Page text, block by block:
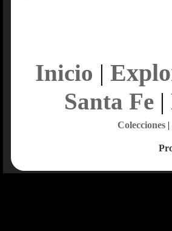
Inicio |
Santa Fe|
Colecciones|